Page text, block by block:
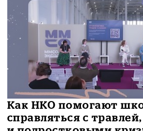
Как НКО помогают
справляться с